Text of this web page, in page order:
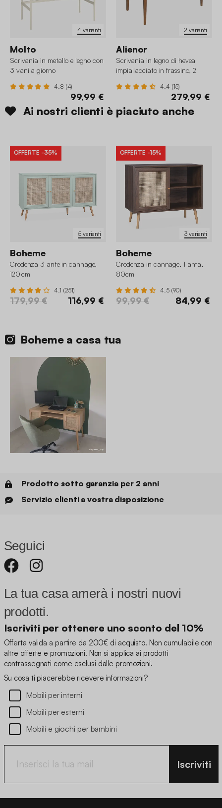
4 varianti
Molto
Scrivania in metallo e legno con
3 vani a giorno
4.8 (4)
99,99 €
2 varianti
Alienor
Scrivania in legno di hevea
impiallacciato in frassino, 2
4.4 (15)
279,99 €
Ai nostri clienti è piaciuto anche
5 varianti
OFFERTE -35%
Boheme
Credenza 3 ante in cannage,
120 cm
4.1 (251)
179,99 € 116,99 €
3 varianti
OFFERTE -15%
Boheme
Credenza in cannage, 1 anta,
80cm
4.5 (90)
99,99 € 84,99 €
Boheme a casa tua
Prodotto sotto garanzia per 2 anni
Servizio clienti a vostra disposizione
Seguici
La tua casa amerà i nostri nuovi
prodotti.
Iscriviti per ottenere uno sconto del 10%
Offerta valida a partire da 200€ di acquisto. Non cumulabile con
altre offerte e promozioni. Non si applica ai prodotti
contrassegnati come esclusi dalle promozioni.
Su cosa ti piacerebbe ricevere informazioni?
Mobili per interni
Mobili per esterni
Mobili e giochi per bambini
Iscriviti